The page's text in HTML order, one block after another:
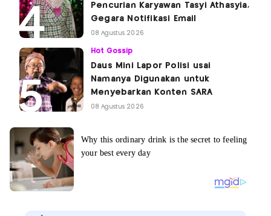
Pencurian Karyawan Tasyi Athasyia,
Gegara Notifikasi Email
08 Agustus 2026
Hot Gossip
Daus Mini Lapor Polisi usai
Namanya Digunakan untuk
Menyebarkan Konten SARA
08 Agustus 2026